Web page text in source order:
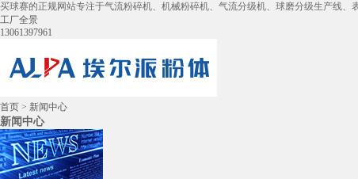
买球赛的正规网站专注于气流粉碎机、机械粉碎机、气流分级机、球磨分级生产线、
工厂全景
13061397961
首页 > 新闻中心
新闻中心